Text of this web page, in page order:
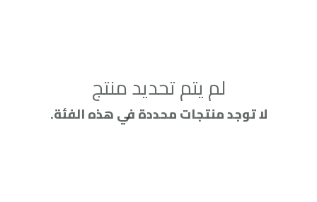
لم يتم تحديد منتج
لا توجد منتجات محددة في هذه الفئة.